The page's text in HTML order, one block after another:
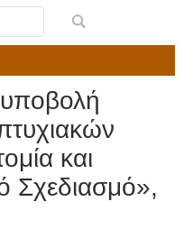
και
Σχεδιασμό»,